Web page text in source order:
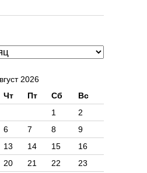
2026
Чт Пт Сб Вс
1
2
6 7 8
9
13 14 15
16
20 21 22
23